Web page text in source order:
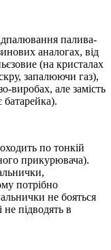
палива-
аналогах, від
(на кристалах
запалюючи газ),
виробах, але замість
по тонкій
прикурювача).
потрібно
не бояться
не підводять в